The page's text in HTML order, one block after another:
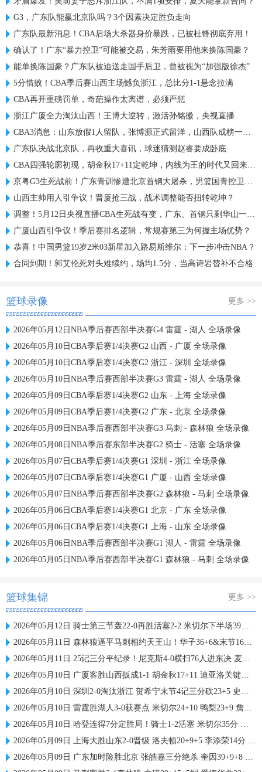
G3，广东队能赢北京队吗？3个因素决定胜负走向
广东队最新消息！CBA后场大杀器身价暴跌，已被杜锋彻底弃用！
确认了！广东“暴力控卫”可能被交易，朱芳雨要用他来换陈国豪？
能单换陈国豪？广东队被迫送走国手后卫，曾被视为“加强版徐杰”
5分惜败！CBA季后赛山西主场憾负浙江，总比分1-1悬念拉满
CBA再开重磅罚单，奇葩操作太离谱，必须严惩
浙江广厦全力淘汰山西！王博大逆转，激活孙铭徽，央视直播
CBA3消息：山东放假1人留队，张博源正式留洋，山西队成榜一大哥
广东队决战北京队，再收重大喜讯，球迷猜测赵睿要成卧底
CBA四强轮廓初现，胡金秋17+11定乾坤，内线为王的时代又回来了？
京粤G3生死战前！广东青训惨遭北京首钢大屠杀，男篮国青控卫低迷
山西主帅用人引争议！晋厦抢三战，战术调整能否扭转乾坤？
调整！5月12日央视直播CBA生死战有变，广东、首钢只剩华山一条路
广厦山西引争议！季后赛排名逻辑，常规赛第三为何握主场优势？
恭喜！中国男篮19岁2米03新星加入路易斯维尔：下一步冲击NBA？
合同到期！郭艾伦死对头难续约，场均1.5分，当高诗岩替补不合格
篮球录像 更多 >>
2026年05月12日NBA季后赛西部半决赛G4 雷霆 - 湖人 全场录像
2026年05月10日CBA季后赛1/4决赛G2 山西 - 广厦 全场录像
2026年05月10日CBA季后赛1/4决赛G2 浙江 - 深圳 全场录像
2026年05月10日NBA季后赛西部半决赛G3 雷霆 - 湖人 全场录像
2026年05月09日CBA季后赛1/4决赛G2 山东 - 上海 全场录像
2026年05月09日CBA季后赛1/4决赛G2 广东 - 北京 全场录像
2026年05月09日NBA季后赛西部半决赛G3 马刺 - 森林狼 全场录像
2026年05月08日NBA季后赛东部半决赛G2 骑士 - 活塞 全场录像
2026年05月07日CBA季后赛1/4决赛G1 深圳 - 浙江 全场录像
2026年05月07日CBA季后赛1/4决赛G1 广厦 - 山西 全场录像
2026年05月07日NBA季后赛西部半决赛G2 森林狼 - 马刺 全场录像
2026年05月06日CBA季后赛1/4决赛G1 北京 - 广东 全场录像
2026年05月06日CBA季后赛1/4决赛G1 上海 - 山东 全场录像
2026年05月06日NBA季后赛西部半决赛G1 湖人 - 雷霆 全场录像
2026年05月05日NBA季后赛西部半决赛G1 森林狼 - 马刺 全场录像
篮球集锦 更多 >>
2026年05月12日 骑士第三节轰22-0再胜活塞2-2 米切尔下半场39分 哈登24+11
2026年05月11日 森林狼逼平马刺相约天王山！华子36+6&末节16分 文班恶犯驱逐
2026年05月11日 25记三分平纪录！尼克斯4-0横扫76人进东决 麦克布莱德7三分
2026年05月10日 广厦客胜山西扳成1-1 胡金秋17+11 迪亚洛关键上篮不中
2026年05月10日 深圳2-0淘汰浙江 贺希宁末节4记三分砍23+5 史密斯14+12+13
2026年05月10日 雷霆胜湖人3-0获赛点 米切尔24+10 鸭梨23+9 詹姆斯19投19分
2026年05月10日 哈登连得7分定胜局！骑士1-2活塞 米切尔35分 坎宁安27+10+10
2026年05月09日 上海大胜山东2-0晋级 洛夫顿20+9+5 李添荣14分 陈林坚21分
2026年05月09日 广东加时险胜北京 张皓嘉三分绝杀 奎因39+9+8 胡明轩23+6